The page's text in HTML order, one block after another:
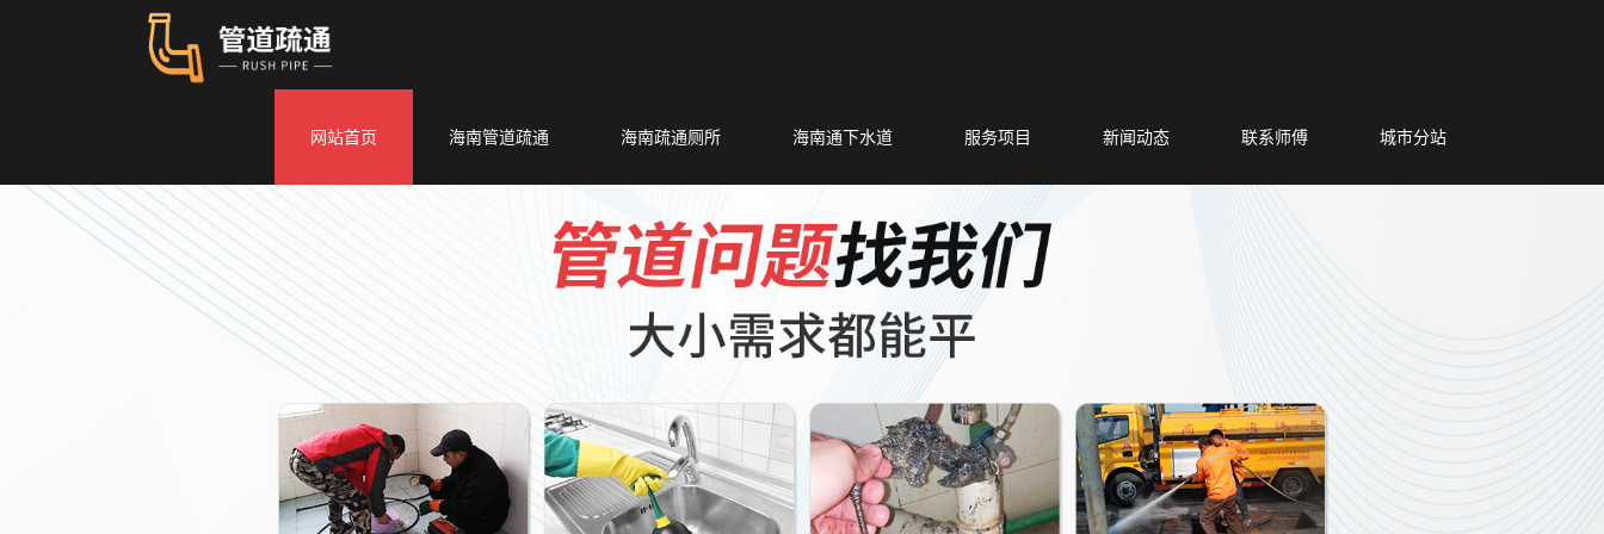
网站首页 海南管道疏通 海南疏通厕所 海南通下水道 服务项目 新闻动态 联系师傅 城市分站